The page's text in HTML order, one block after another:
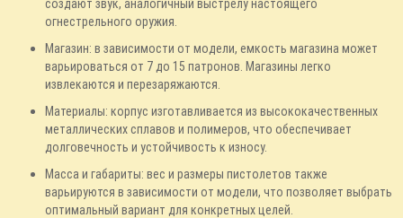
создают звук, аналогичный выстрелу настоящего
огнестрельного оружия.
Магазин: в зависимости от модели, емкость магазина может
варьироваться от 7 до 15 патронов. Магазины легко
извлекаются и перезаряжаются.
Материалы: корпус изготавливается из высококачественных
металлических сплавов и полимеров, что обеспечивает
долговечность и устойчивость к износу.
Масса и габариты: вес и размеры пистолетов также
варьируются в зависимости от модели, что позволяет выбрать
оптимальный вариант для конкретных целей.